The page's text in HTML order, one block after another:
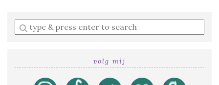
Enter
a
volg mij